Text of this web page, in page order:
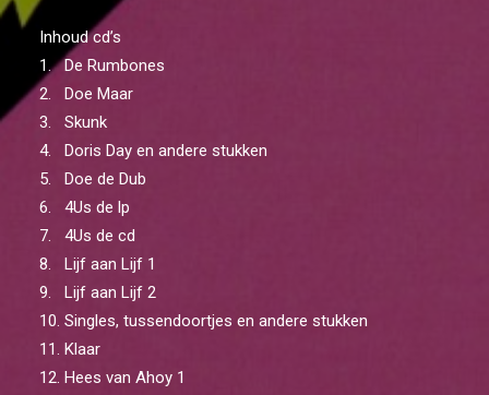
Inhoud cd’s
1. De Rumbones
2. Doe Maar
3. Skunk
4. Doris Day en andere stukken
5. Doe de Dub
6. 4Us de lp
7. 4Us de cd
8. Lijf aan Lijf 1
9. Lijf aan Lijf 2
10. Singles, tussendoortjes en andere stukken
11. Klaar
12. Hees van Ahoy 1